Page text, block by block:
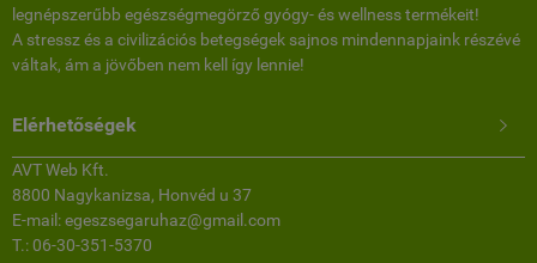
legnépszerűbb egészségmegörző gyógy- és wellness termékeit!
A stressz és a civilizációs betegségek sajnos mindennapjaink részévé
váltak, ám a jövőben nem kell így lennie!
Elérhetőségek 
AVT Web Kft.
8800 Nagykanizsa, Honvéd u 37
E-mail: egeszsegaruhaz@gmail.com
T.: 06-30-351-5370